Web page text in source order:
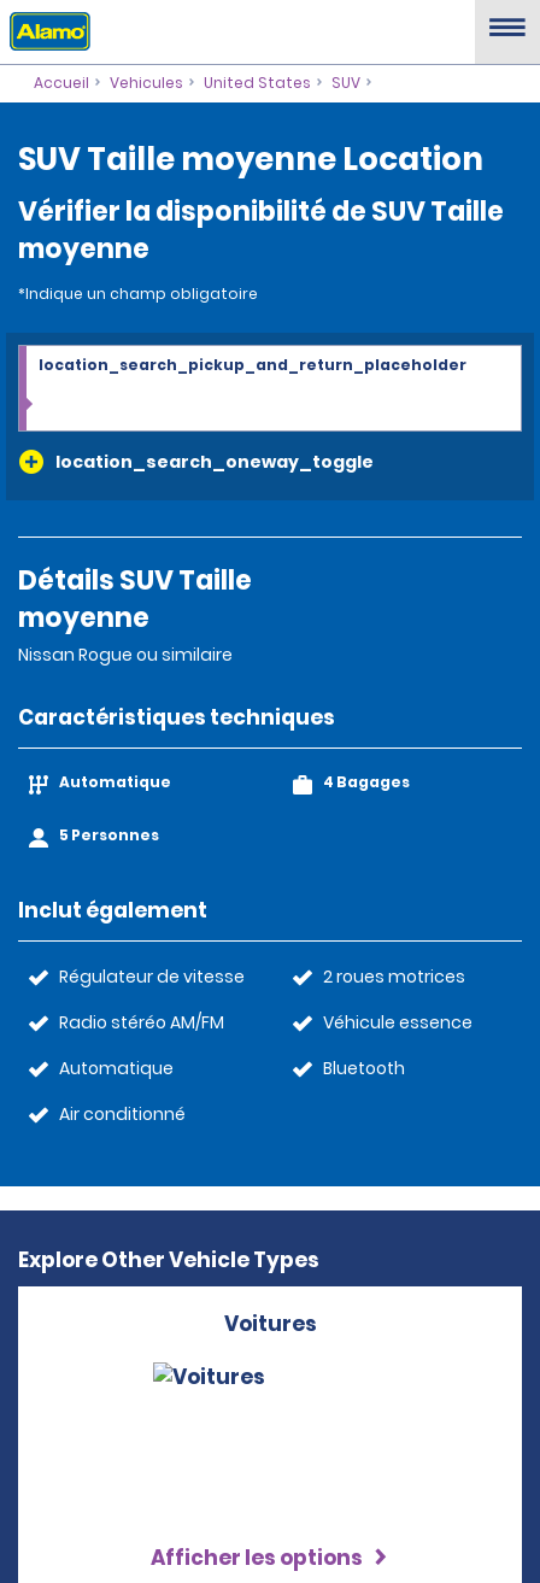
Accueil Vehicules United States SUV
SUV Taille moyenne Location
Vérifier la disponibilité de SUV Taille
moyenne
*Indique un champ obligatoire
location_search_oneway_toggle
location_search_pickup_and_return_placeholder
Détails SUV Taille
moyenne
Nissan Rogue ou similaire
Caractéristiques techniques
Automatique
5 Personnes
4 Bagages
Inclut également
Régulateur de vitesse
Radio stéréo AM/FM
Automatique
Air conditionné
2 roues motrices
Véhicule essence
Bluetooth
Explore Other Vehicle Types
Voitures
Afficher les options